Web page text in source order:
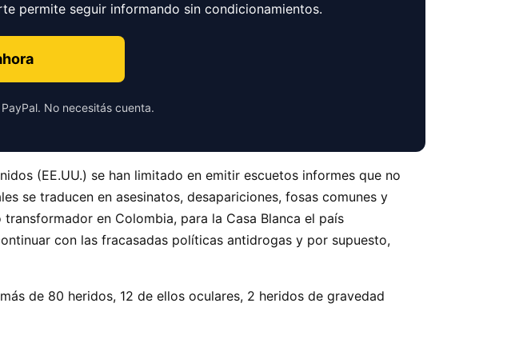
permite seguir informando sin condicionamientos.
No necesitás cuenta.
(EE.UU.) se han limitado en emitir escuetos informes que no
se traducen en asesinatos, desapariciones, fosas comunes y
en Colombia, para la Casa Blanca el país
con las fracasadas políticas antidrogas y por supuesto,
de 80 heridos, 12 de ellos oculares, 2 heridos de gravedad